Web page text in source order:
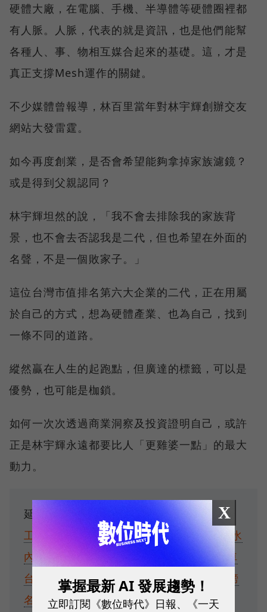
硬體大廠，在電腦、手機、半導體等硬體圈裡都
有人脈。人脈，代表的就是資訊，也是他們能幫
各種人、事、物相互媒合起來的基礎。這，才是
真正支撐Mesh運作的關鍵。
不少媒體曾報導，林百里當年對林宇輝創辦交友
網站大發雷霆。
如今再度創業，是否會希望能夠拿掉家族濾鏡？
或是得到父親認同？
林宇輝坦然的說，「我不會去排除我的家族背
景，也不會去否認我是二代，但也希望在外面的
名聲，不是一個敗家子。」
這位台灣市值排名第六大企業的二代，正在用屬
於自己的方式，想為硬體產業、也為自己，找到
一條不同的道路。
縱然贏在人生的起跑點，但廣達的標籤，可以是
優勢，也可能是枷鎖。
如何一次次透過商業洞察及投資證明自己，或許
正是林宇輝永遠都要比人「更雞婆一點」的最大
動力。
延伸閱讀：
留下一座「富士坑」⋯1.3萬個
工作機會變1454個，深挖富士康威州廠縮水
內幕 上半年上市櫃營收4天王出爐：它超車
台積電奪冠！暴衝66萬%黑馬是誰？潛力榜
名單曝光
X
掌握最新 AI 發展趨勢！
立即訂閱《數位時代》日報、《一天